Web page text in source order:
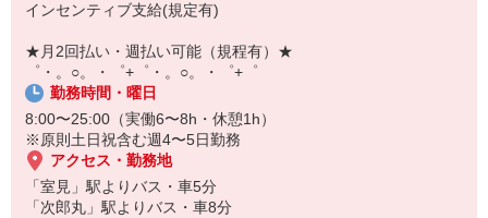
￣￣￣￣￣￣￣￣￣
自宅に居ながらスマホでカンタン面接OK！
オンライン面談なのでスピード対応。
即日登録もOK♪
気になった方はお気軽にご相談ください！
インセンティブ支給(規定有)
★月2回払い・週払い可能（規程有）★
゜・。○。・゜+゜・。○。・゜+゜
勤務時間・曜日
8:00〜25:00（実働6〜8h・休憩1h）
※原則土日祝含む週4〜5日勤務
アクセス・勤務地
「室見」駅よりバス・車5分
「次郎丸」駅よりバス・車8分